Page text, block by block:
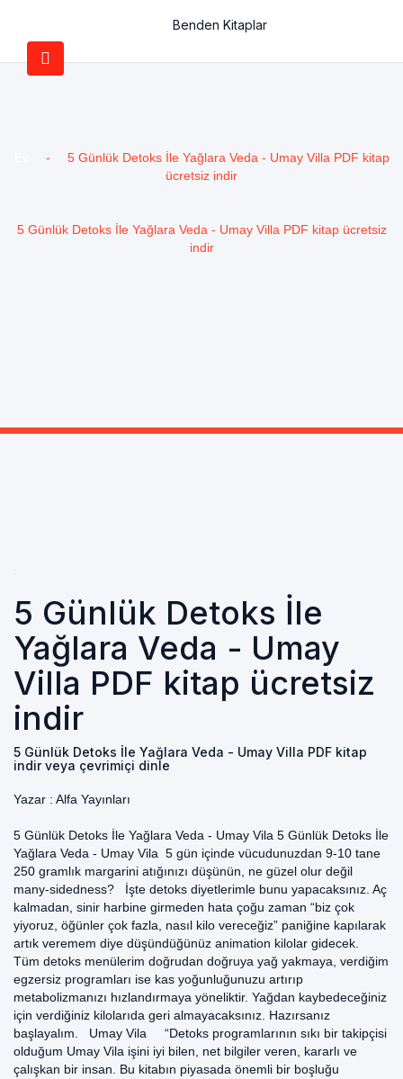
Benden Kitaplar
-
5 Günlük Detoks İle Yağlara Veda - Umay Villa PDF kitap
ücretsiz indir
5 Günlük Detoks İle Yağlara Veda - Umay Villa PDF kitap ücretsiz
indir
5 Günlük Detoks İle
Yağlara Veda - Umay
Villa PDF kitap ücretsiz
indir
5 Günlük Detoks İle Yağlara Veda - Umay Villa PDF kitap
indir veya çevrimiçi dinle
Yazar : Alfa Yayınları
5 Günlük Detoks İle Yağlara Veda - Umay Vila 5 Günlük Detoks İle
Yağlara Veda - Umay Vila 5 gün içinde vücudunuzdan 9-10 tane
250 gramlık margarini atığınızı düşünün, ne güzel olur değil
many-sidedness? İşte detoks diyetlerimle bunu yapacaksınız. Aç
kalmadan, sinir harbine girmeden hata çoğu zaman “biz çok
yiyoruz, öğünler çok fazla, nasıl kilo vereceğiz” paniğine kapılarak
artık veremem diye düşündüğünüz animation kilolar gidecek.
Tüm detoks menülerim doğrudan doğruya yağ yakmaya, verdiğim
egzersiz programları ise kas yoğunluğunuzu artırıp
metabolizmanızı hızlandırmaya yöneliktir. Yağdan kaybedeceğiniz
için verdiğiniz kilolarıda geri almayacaksınız. Hazırsanız
başlayalım. Umay Vila “Detoks programlarının sıkı bir takipçisi
olduğum Umay Vila işini iyi bilen, net bilgiler veren, kararlı ve
çalışkan bir insan. Bu kitabın piyasada önemli bir boşluğu